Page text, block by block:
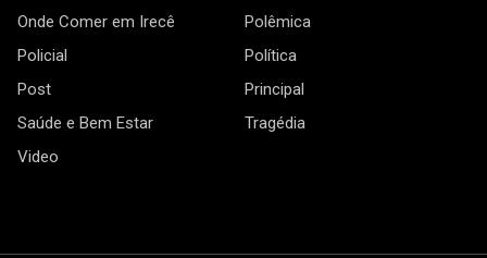
Onde Comer em Irecê
Polêmica
Policial
Política
Post
Principal
Saúde e Bem Estar
Tragédia
Video